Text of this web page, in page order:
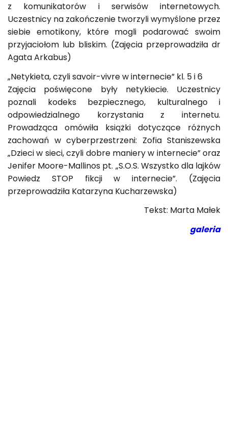
z komunikatorów i serwisów internetowych.
Uczestnicy na zakończenie tworzyli wymyślone przez
siebie emotikony, które mogli podarować swoim
przyjaciołom lub bliskim. (Zajęcia przeprowadziła dr
Agata Arkabus)
„Netykieta, czyli savoir-vivre w internecie” kl. 5 i 6
Zajęcia poświęcone były netykiecie. Uczestnicy
poznali kodeks bezpiecznego, kulturalnego i
odpowiedzialnego korzystania z internetu.
Prowadząca omówiła książki dotyczące różnych
zachowań w cyberprzestrzeni: Zofia Staniszewska
„Dzieci w sieci, czyli dobre maniery w internecie” oraz
Jenifer Moore-Mallinos pt. „S.O.S. Wszystko dla lajków
Powiedz STOP fikcji w internecie”. (Zajęcia
przeprowadziła Katarzyna Kucharzewska)
Tekst: Marta Małek
galeria